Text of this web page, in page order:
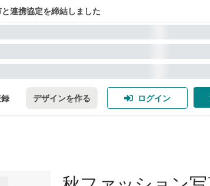
連携協定を締結しました
デザインを作る ログイン